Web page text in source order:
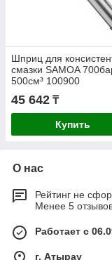
Шприц для
смазки SAMOA
500см³ 100900
45 642 ₸
Купить
О нас
Рейтинг не
Менее 5
Работает с
г. Атырау